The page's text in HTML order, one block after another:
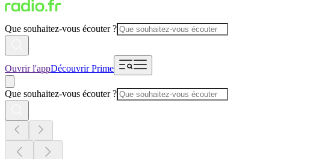
Que souhaitez-vous écouter ?
Ouvrir l'appDécouvrir Prime
Que souhaitez-vous écouter ?